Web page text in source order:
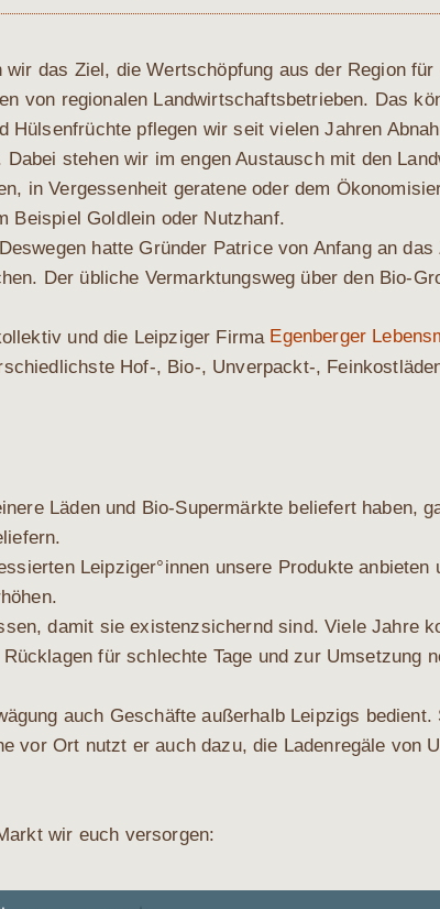
das Ziel, die Wert­schöp­fung aus der Regi­on
von regio­na­len Land­wirt­schafts­be­trie­ben. Das
Hül­sen­früch­te pfle­gen wir seit vie­len Jah­ren
ste­hen wir im engen Aus­tausch mit den
in Ver­ges­sen­heit gera­te­ne oder dem
Bei­spiel Gold­lein oder Nutzhanf.
hat­te Grün­der Patri­ce von Anfang an
Der übli­che Ver­mark­tungs­weg über den Bio-
und die Leip­zi­ger Fir­ma Egenberger
Hof‑, Bio‑, Unverpackt‑,
Läden und Bio-Super­märk­te belie­fert haben,
Leipziger°innen unse­re Pro­duk­te
damit sie exis­tenz­si­chernd sind. Vie­le Jah­re
für schlech­te Tage und zur Umset­zung
auch Geschäf­te außer­halb Leip­zigs
vor Ort nutzt er auch dazu, die Laden­re­gä­le von
wir euch versorgen: